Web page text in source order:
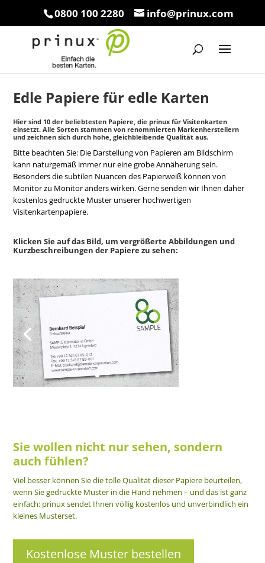
0800 100 2280 info@prinux.com
Edle Papiere für edle Karten
Hier sind 10 der beliebtesten Papiere, die prinux für Visitenkarten
einsetzt. Alle Sorten stammen von renommierten Markenherstellern
und zeichnen sich durch hohe, gleichbleibende Qualität aus.
Bitte beachten Sie: Die Darstellung von Papieren am Bildschirm
kann naturgemäß immer nur eine grobe Annäherung sein.
Besonders die subtilen Nuancen des Papierweiß können von
Monitor zu Monitor anders wirken. Gerne senden wir Ihnen daher
kostenlos gedruckte Muster unserer hochwertigen
Visitenkartenpapiere.
Klicken Sie auf das Bild, um vergrößerte Abbildungen und
Kurzbeschreibungen der Papiere zu sehen:
Sie wollen nicht nur sehen, sondern
auch fühlen?
Viel besser können Sie die tolle Qualität dieser Papiere beurteilen,
wenn Sie gedruckte Muster in die Hand nehmen – und das ist ganz
einfach: prinux sendet Ihnen völlig kostenlos und unverbindlich ein
kleines Musterset.
Kostenlose Muster bestellen